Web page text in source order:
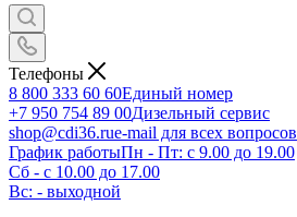
Телефоны
8 800 333 60 60Единый номер
+7 950 754 89 00Дизельный сервис
shop@cdi36.rue-mail для всех вопросов
График работыПн - Пт: с 9.00 до 19.00
Сб - с 10.00 до 17.00
Вс: - выходной